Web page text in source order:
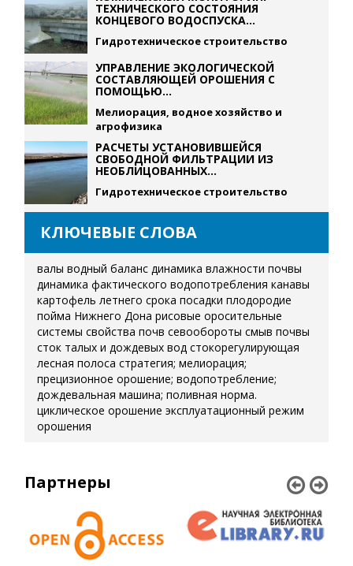
ТЕХНИЧЕСКОГО СОСТОЯНИЯ
КОНЦЕВОГО ВОДОСПУСКА...
Гидротехническое строительство
УПРАВЛЕНИЕ ЭКОЛОГИЧЕСКОЙ
СОСТАВЛЯЮЩЕЙ ОРОШЕНИЯ С
ПОМОЩЬЮ...
Мелиорация, водное хозяйство и
агрофизика
РАСЧЕТЫ УСТАНОВИВШЕЙСЯ
СВОБОДНОЙ ФИЛЬТРАЦИИ ИЗ
НЕОБЛИЦОВАННЫХ...
Гидротехническое строительство
КЛЮЧЕВЫЕ СЛОВА
валы водный баланс динамика влажности почвы
динамика фактического водопотребления канавы
картофель летнего срока посадки плодородие
пойма Нижнего Дона рисовые оросительные
системы свойства почв севообороты смыв почвы
сток талых и дождевых вод стокорегулирующая
лесная полоса стратегия; мелиорация;
прецизионное орошение; водопотребление;
дождевальная машина; поливная норма.
циклическое орошение эксплуатационный режим
орошения
Партнеры